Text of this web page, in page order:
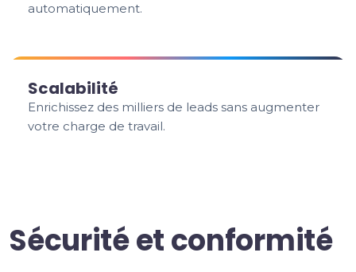
automatiquement.
Scalabilité
Enrichissez des milliers de leads sans augmenter
votre charge de travail.
Sécurité et conformité